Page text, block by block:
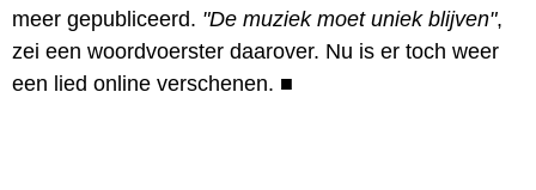
meer gepubliceerd. "De muziek moet uniek blijven",
zei een woordvoerster daarover. Nu is er toch weer
een lied online verschenen. ■